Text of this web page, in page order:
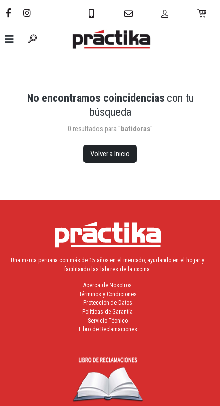
No encontramos coincidencias con tu
búsqueda
0 resultados para "batidoras"
Volver a Inicio
Una marca peruana con más de 15 años en el mercado, ayudando en el hogar y
facilitando las labores de la cocina.
Acerca de Nosotros
Términos y Condiciones
Protección de Datos
Políticas de Garantía
Servicio Técnico
Libro de Reclamaciones